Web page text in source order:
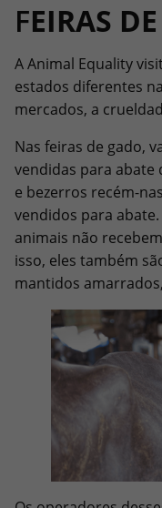
FEIRAS
A Animal Equality
estados diferentes
mercados, a
Nas feiras de gado,
vendidas para
e bezerros recém-
vendidos para
animais não
isso, eles também
mantidos